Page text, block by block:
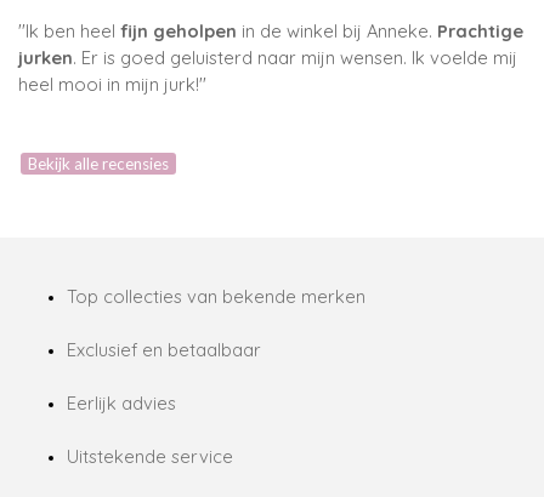
''Ik ben heel fijn geholpen in de winkel bij Anneke. Prachtige
jurken. Er is goed geluisterd naar mijn wensen. Ik voelde mij
heel mooi in mijn jurk!''
Bekijk alle recensies
Top collecties van bekende merken
Exclusief en betaalbaar
Eerlijk advies
Uitstekende service